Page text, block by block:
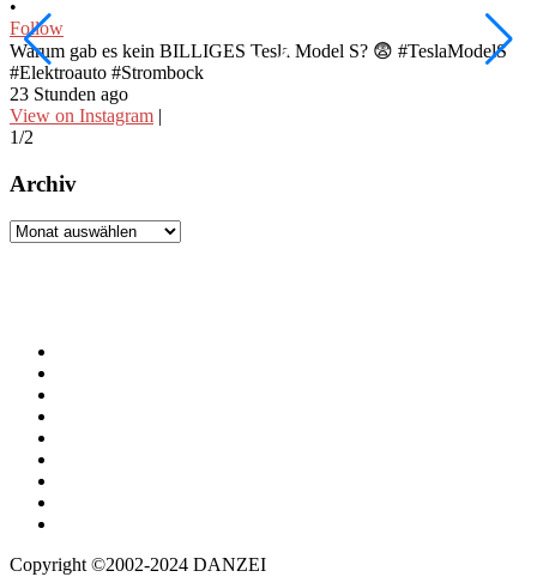
•
Follow
Warum gab es kein BILLIGES Tesla Model S? 😨 #TeslaModelS
#Elektroauto #Strombock
23 Stunden ago
View on Instagram |
1/2
Archiv
Archiv
Copyright ©2002-2024 DANZEI